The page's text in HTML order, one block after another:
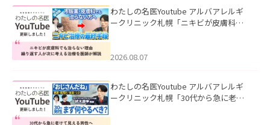
わたしの名医Youtube アルバアレルギ
ークリニック札幌「ニキビが皮膚科で
ました。
2026.08.07
わたしの名医Youtube アルバアレルギ
ークリニック札幌「30代から急に老け